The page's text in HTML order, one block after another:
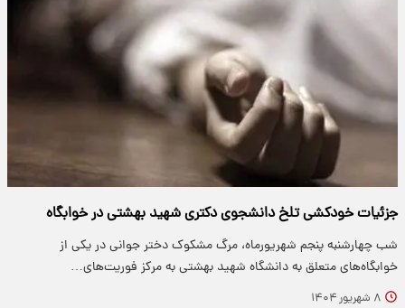
جزئیات خودکشی تلخ دانشجوی دکتری شهید بهشتی در خوابگاه
شب چهارشنبه پنجم شهریورماه، مرگ مشکوک دختر جوانی در یکی از
خوابگاه‌های متعلق به دانشگاه شهید بهشتی به مرکز فوریت‌های…
۸ شهریور ۱۴۰۴